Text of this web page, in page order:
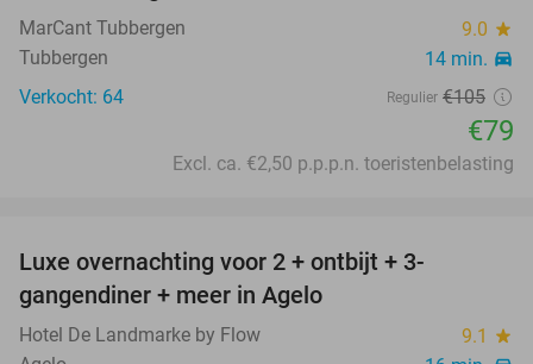
MarCant Tubbergen 9.0 star
Tubbergen 14 min. directions_car
Verkocht: 64 Regulier €105
€79
Excl. ca. €2,50 p.p.p.n. toeristenbelasting
Luxe overnachting voor 2 + ontbijt + 3-
gangendiner + meer in Agelo
Hotel De Landmarke by Flow 9.1 star